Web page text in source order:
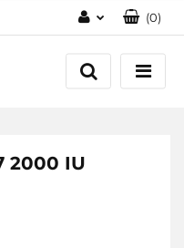
Zaloguj się
Zarejestruj się
(0)
2000 IU